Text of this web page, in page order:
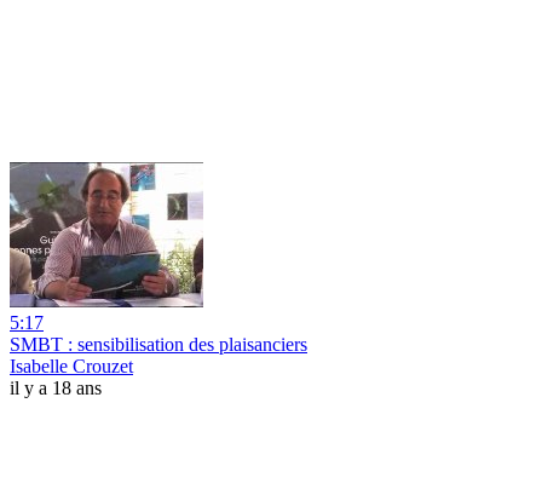
5:17
SMBT : sensibilisation des plaisanciers
Isabelle Crouzet
il y a 18 ans